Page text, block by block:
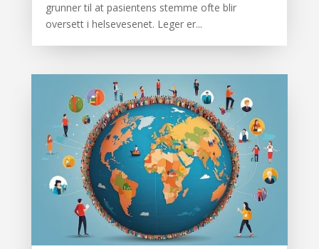
grunner til at pasientens stemme ofte blir
oversett i helsevesenet. Leger er...